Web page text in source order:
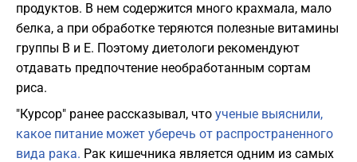
продуктов. В нем содержится много крахмала, мало
белка, а при обработке теряются полезные витамины
группы B и E. Поэтому диетологи рекомендуют
отдавать предпочтение необработанным сортам
риса.
"Курсор" ранее рассказывал, что ученые выяснили,
какое питание может уберечь от распространенного
вида рака. Рак кишечника является одним из самых